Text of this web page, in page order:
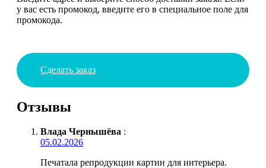
у вас есть промокод, введите его в специальное поле для
промокода.
Сделать заказ
Отзывы
Влада Чернышёва :
05.02.2026
Печатала репродукции картин для интерьера.